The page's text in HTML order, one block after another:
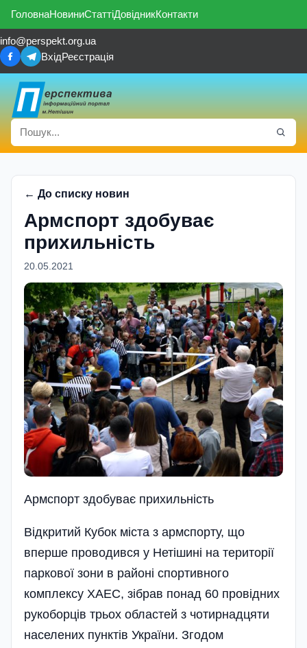
ГоловнаНовиниСтаттіДовідникКонтакти
info@perspekt.org.ua
ВхідРеєстрація
← До списку новин
Армспорт здобуває
прихильність
20.05.2021
Армспорт здобуває прихильність
Відкритий Кубок міста з армспорту, що
вперше проводився у Нетішині на території
паркової зони в районі спортивного
комплексу ХАЕС, зібрав понад 60 провідних
рукоборців трьох областей з чотирнадцяти
населених пунктів України. Згодом